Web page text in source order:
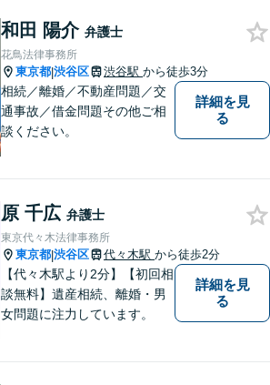
ガルサービスをお届けしま
す。
和田 陽介 弁護士
花鳥法律事務所
東京都|渋谷区 渋谷駅 から徒歩3分
相続／離婚／不動産問題／交
通事故／借金問題その他ご相
談ください。
詳細を見
る
原 千広 弁護士
東京代々木法律事務所
東京都|渋谷区 代々木駅 から徒歩2分
【代々木駅より2分】【初回相
談無料】遺産相続、離婚・男
女問題に注力しています。
詳細を見
る